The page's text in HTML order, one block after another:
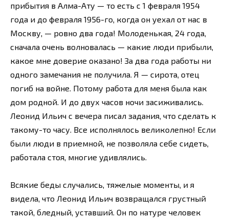
прибытия в Алма-Ату — то есть с 1 февраля 1954
года и до февраля 1956-го, когда он уехал от нас в
Москву, — ровно два года! Молоденькая, 24 года,
сначала очень волновалась — какие люди прибыли,
какое мне доверие оказано! За два года работы ни
одного замечания не получила. Я — сирота, отец
погиб на войне. Потому работа для меня была как
дом родной. И до двух часов ночи засиживались.
Леонид Ильич с вечера писал задания, что сделать к
такому-то часу. Все исполнялось великолепно! Если
были люди в приемной, не позволяла себе сидеть,
работала стоя, многие удивлялись.
Всякие беды случались, тяжелые моменты, и я
видела, что Леонид Ильич возвращался грустный
такой, бледный, уставший. Он по натуре человек